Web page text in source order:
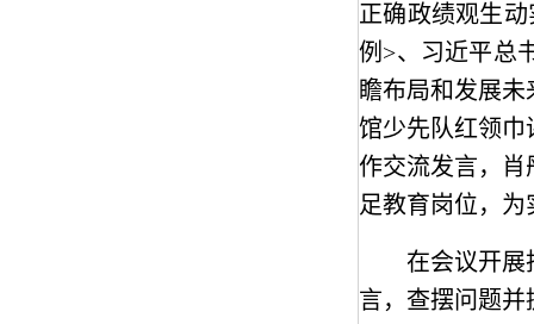
正确政绩观生
例>、习近平总
瞻布局和发展
馆少先队红领巾
作交流发言，
足教育岗位，
在会议开展
言，查摆问题